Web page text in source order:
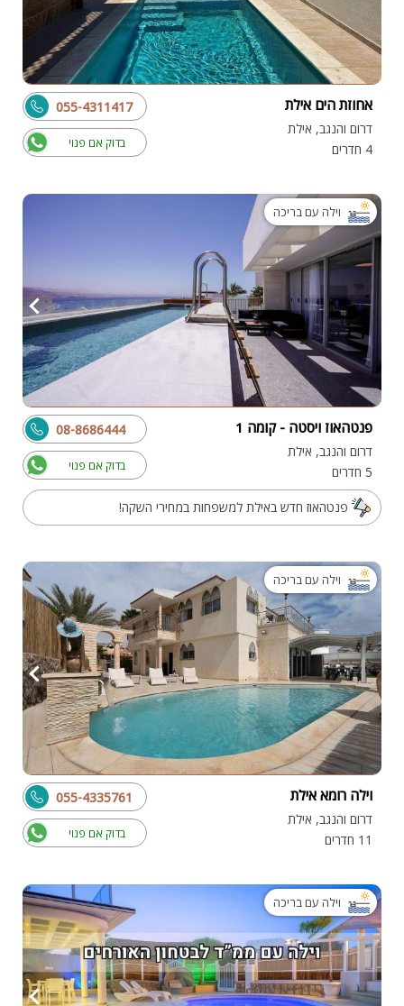
אחוזת הים אילת
דרום והנגב, אילת
4 חדרים
בדוק אם פנוי
055-4311417
וילה עם בריכה
פנטהאוז ויסטה - קומה 1
דרום והנגב, אילת
5 חדרים
בדוק אם פנוי
08-8686444
פנטהאוז חדש באילת למשפחות במחירי השקה!
וילה עם בריכה
וילה רומא אילת
דרום והנגב, אילת
11 חדרים
בדוק אם פנוי
055-4335761
וילה עם בריכה